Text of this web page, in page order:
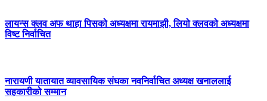
लायन्स क्लव अफ थाहा पिसको अध्यक्षमा रायमाझी, लियो क्लवको अध्यक्षमा
विष्ट निर्वाचित
नारायणी यातायात व्यावसायिक संघका नवनिर्वाचित अध्यक्ष खनाललाई
सहकारीको सम्मान